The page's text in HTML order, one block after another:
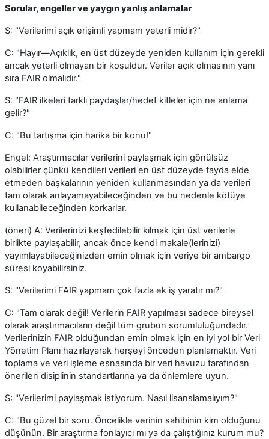
Sorular, engeller ve yaygın yanlış anlamalar
S: "Verilerimi açık erişimli yapmam yeterli midir?"
C: "Hayır—Açıklık, en üst düzeyde yeniden kullanım için gerekli
ancak yeterli olmayan bir koşuldur. Veriler açık olmasının yanı
sıra FAIR olmalıdır."
S: "FAIR ilkeleri farklı paydaşlar/hedef kitleler için ne anlama
gelir?"
C: "Bu tartışma için harika bir konu!"
Engel: Araştırmacılar verilerini paylaşmak için gönülsüz
olabilirler çünkü kendileri verileri en üst düzeyde fayda elde
etmeden başkalarının yeniden kullanmasından ya da verileri
tam olarak anlayamayabileceğinden ve bu nedenle kötüye
kullanabileceğinden korkarlar.
(öneri) A: Verilerinizi keşfedilebilir kılmak için üst verilerle
birlikte paylaşabilir, ancak önce kendi makale(lerinizi)
yayımlayabileceğinizden emin olmak için veriye bir ambargo
süresi koyabilirsiniz.
S: "Verilerimi FAIR yapmam çok fazla ek iş yaratır mı?"
C: "Tam olarak değil! Verilerin FAIR yapılması sadece bireysel
olarak araştırmacıların değil tüm grubun sorumluluğundadır.
Verilerinizin FAIR olduğundan emin olmak için en iyi yol bir Veri
Yönetim Planı hazırlayarak herşeyi önceden planlamaktır. Veri
toplama ve veri işleme esnasında bir veri havuzu tarafından
önerilen disiplinin standartlarına ya da önlemlere uyun.
S: "Verilerimi paylaşmak istiyorum. Nasıl lisanslamalıyım?"
C: "Bu güzel bir soru. Öncelikle verinin sahibinin kim olduğunu
düşünün. Bir araştırma fonlayıcı mı ya da çalıştığınız kurum mu?